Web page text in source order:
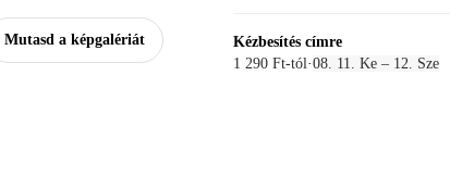
Mutasd a képgalériát
Kézbesítés címre
1 290 Ft-tól ·08. 11. Ke – 12. Sze